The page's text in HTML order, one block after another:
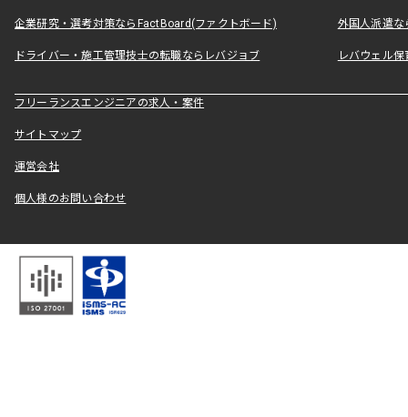
企業研究・選考対策ならFactBoard(ファクトボード) 外国人派遣な
ドライバー・施工管理技士の転職ならレバジョブ レバウェル
フリーランスエンジニアの求人・案件
サイトマップ
運営会社
個人様のお問い合わせ